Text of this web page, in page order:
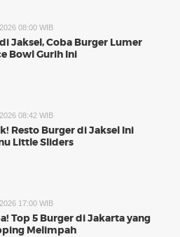
08:00 WIB
Jaksel, Coba Burger Lumer
Bowl Gurih Ini
08:42 WIB
Resto Burger di Jaksel Ini
Little Sliders
17:00 WIB
Top 5 Burger di Jakarta yang
Melimpah